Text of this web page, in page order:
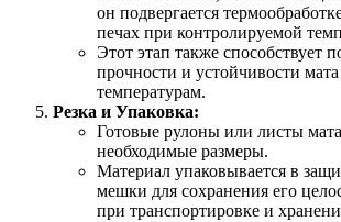
он подвергается
печах при контролируемой
Этот этап также способствует
прочности и устойчивости
температурам.
Резка и Упаковка:
Готовые рулоны или листы мата
необходимые размеры.
Материал упаковывается в
мешки для сохранения его
при транспортировке и